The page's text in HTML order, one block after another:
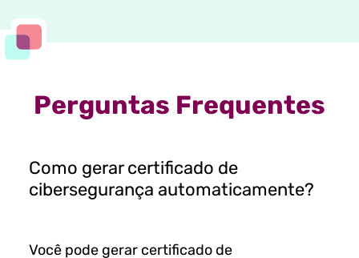
Perguntas Frequentes
Como gerar certificado de
cibersegurança automaticamente?
Você pode gerar certificado de